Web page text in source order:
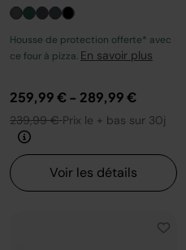
Housse de protection offerte* avec
ce four à pizza. En savoir plus
259,99 €- 289,99 €
239,99 €Prix le + bas sur 30j
Voir les détails